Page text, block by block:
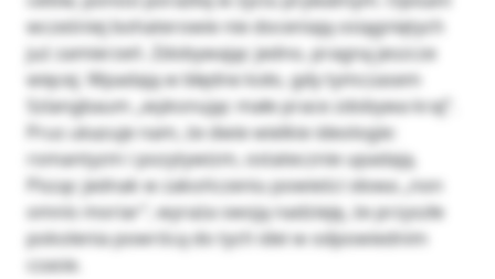
wcześniej bohaterowie nie doceniają osiągniętych
już zamierzeń. Zdobywając jedno, pragną jeszcze
więcej. Wpadają w błędne koło, gdy tymczasem
Szlangbaum „wykonując małe prace zdobywa kraj”.
Prus ukazuje nam, że dwie wielkie ideologie:
romantyzm i pozytywizm, ostatecznie upadają.
Pisząc jednak w zakończeniu powieści słowa „non
omnis moriar”, wyraża swoją nadzieję, że przyszłe
pokolenia powrócą do tych idei w odpowiednim
czasie.